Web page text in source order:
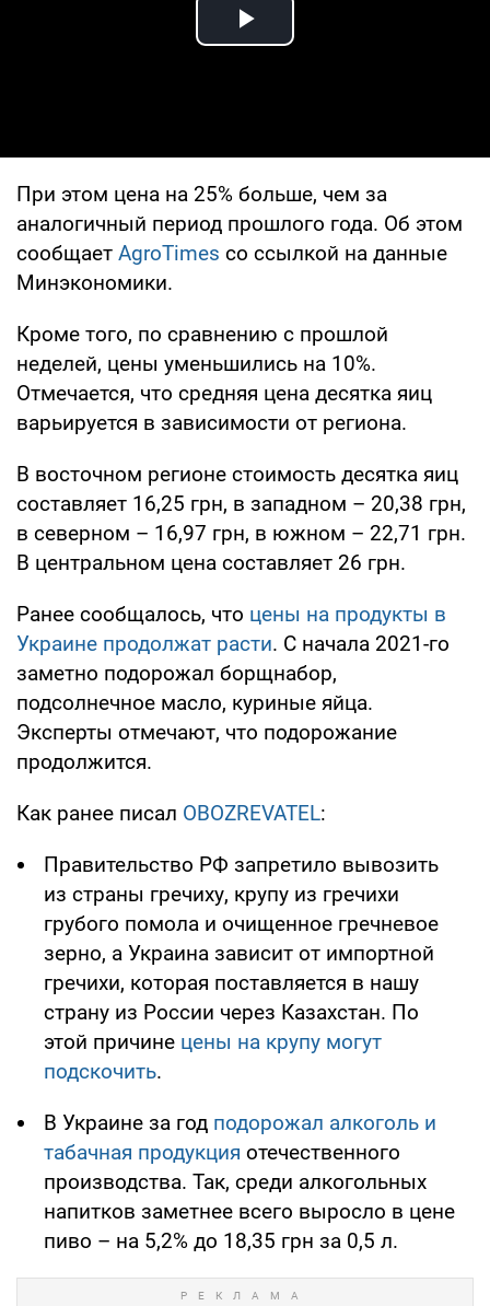
Play Video
При этом цена на 25% больше, чем за
аналогичный период прошлого года. Об этом
сообщает AgroTimes со ссылкой на данные
Минэкономики.
Кроме того, по сравнению с прошлой
неделей, цены уменьшились на 10%.
Отмечается, что средняя цена десятка яиц
варьируется в зависимости от региона.
В восточном регионе стоимость десятка яиц
составляет 16,25 грн, в западном – 20,38 грн,
в северном – 16,97 грн, в южном – 22,71 грн.
В центральном цена составляет 26 грн.
Ранее сообщалось, что цены на продукты в
Украине продолжат расти. С начала 2021-го
заметно подорожал борщнабор,
подсолнечное масло, куриные яйца.
Эксперты отмечают, что подорожание
продолжится.
Как ранее писал OBOZREVATEL:
Правительство РФ запретило вывозить
из страны гречиху, крупу из гречихи
грубого помола и очищенное гречневое
зерно, а Украина зависит от импортной
гречихи, которая поставляется в нашу
страну из России через Казахстан. По
этой причине цены на крупу могут
подскочить.
В Украине за год подорожал алкоголь и
табачная продукция отечественного
производства. Так, среди алкогольных
напитков заметнее всего выросло в цене
пиво – на 5,2% до 18,35 грн за 0,5 л.